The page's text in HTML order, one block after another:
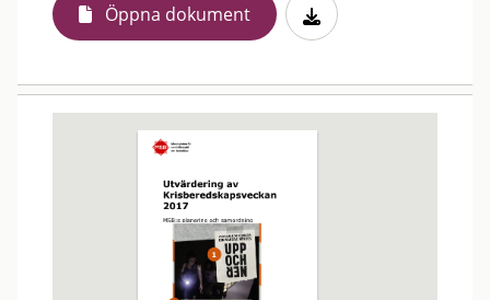
Öppna dokument